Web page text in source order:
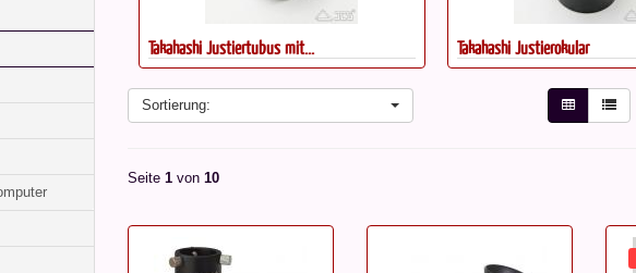
Takahashi Justiertubus mit... Takahashi Justierokular
Sortierung:
Seite 1von 10